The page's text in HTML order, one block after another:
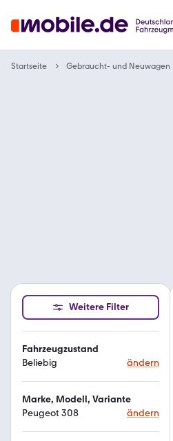
Startseite Gebraucht- und Neuwagen
Weitere Filter
Fahrzeugzustand
Beliebig
ändern
Marke, Modell, Variante
Peugeot 308
ändern